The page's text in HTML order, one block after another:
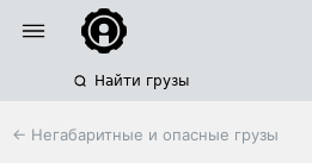
Найти грузы
← Негабаритные и опасные грузы